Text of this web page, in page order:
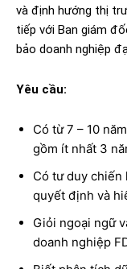
và định hướng thị
tiếp với Ban giám
bảo doanh nghiệp
Yêu cầu:
Có từ 7 – 10
gồm ít nhất 3
Có tư duy chiến
quyết định và
Giỏi ngoại ngữ
doanh nghiệp